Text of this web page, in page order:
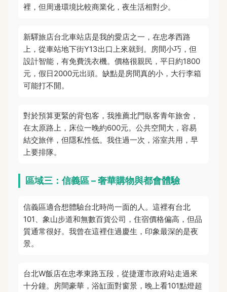
裡，但周邊環境比較商業化，夜生活相對少。
新驛旅店台北車站店是我的愛店之一，在忠孝西路
上，從車站地下街Y13出口上來就到。房間小巧，但
設計智能，有免費洗衣機。價格很親民，平日約1800
元，假日2000元出頭。缺點是房間真的小，大行李箱
可能打不開。
對於預算更緊的背包客，我推薦北門臥客青年旅舍，
在太原路上，床位一晚約600元。公共空間大，容易
結交旅伴，但隱私性低。我住過一次，浴室共用，早
上要排隊。
區域三：信義區 – 奢華購物與都會體驗
信義區適合想體驗台北時尚一面的人。這裡有台北
101、象山步道和無數百貨公司，住宿價格偏高，但品
質通常很好。我曾在這裡住過慶生，印象最深的是夜
景。
台北W飯店在忠孝東路五段，從捷運市政府站走過來
十分鐘。房間豪華，浴缸面對窗景，晚上看101點燈超